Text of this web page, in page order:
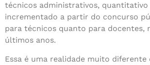
técnicos administrativos, quantitativo
incrementado a partir do concurso
para técnicos quanto para docentes,
últimos anos.
Essa é uma realidade muito